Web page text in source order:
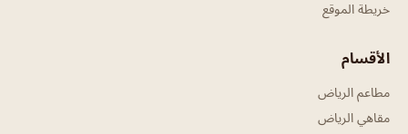
خريطة الموقع
الأقسام
مطاعم الرياض
مقاهي الرياض